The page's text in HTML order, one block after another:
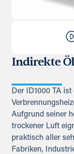
Indirekte
Der ID1000 TA
Aufgrund seiner
trockener Luft
praktisch aller
Fabriken,